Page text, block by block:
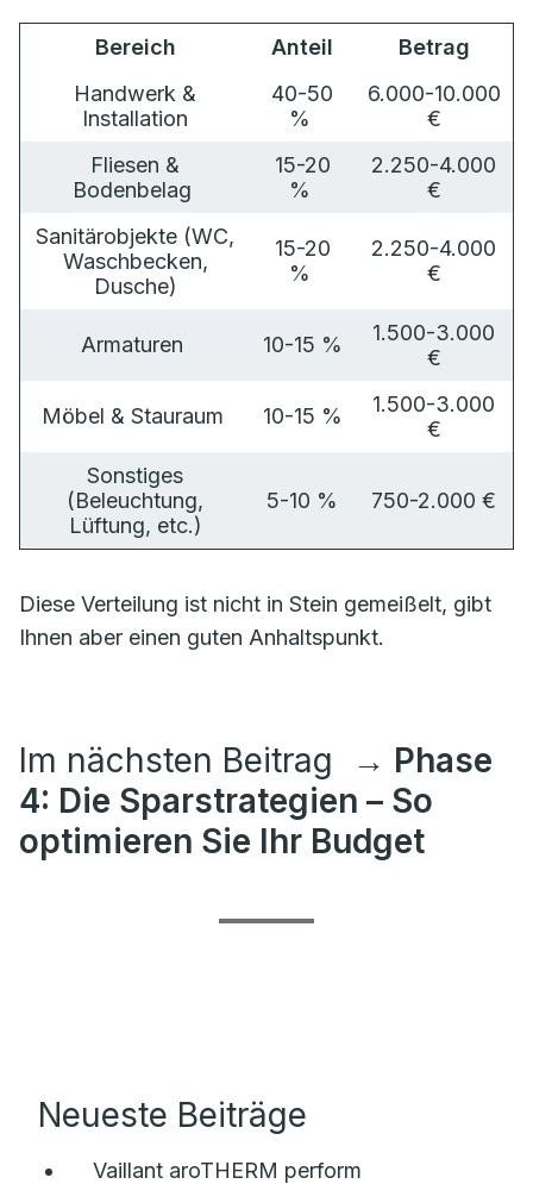
Bereich Anteil
Betrag
Handwerk &
Installation
40-50
%
6.000-10.000
€
Fliesen &
Bodenbelag
15-20
%
2.250-4.000
€
Sanitärobjekte (WC,
Waschbecken,
Dusche)
15-20
%
2.250-4.000
€
Armaturen 10-15 %
1.500-3.000
€
Möbel & Stauraum 10-15 %
1.500-3.000
€
Sonstiges
(Beleuchtung,
Lüftung, etc.)
5-10 % 750-2.000 €
Diese Verteilung ist nicht in Stein gemeißelt, gibt
Ihnen aber einen guten Anhaltspunkt.
Im nächsten Beitrag
→ Phase
4: Die Sparstrategien – So
optimieren Sie Ihr Budget
Neueste Beiträge
Vaillant aroTHERM perform